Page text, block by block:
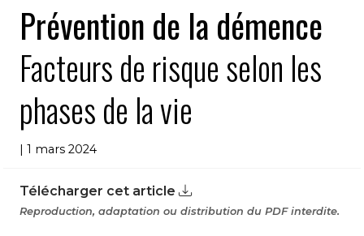
Prévention de la démence
Facteurs de risque selon les
phases de la vie
| 1 mars 2024
Télécharger cet article
Reproduction, adaptation ou distribution du PDF interdite.